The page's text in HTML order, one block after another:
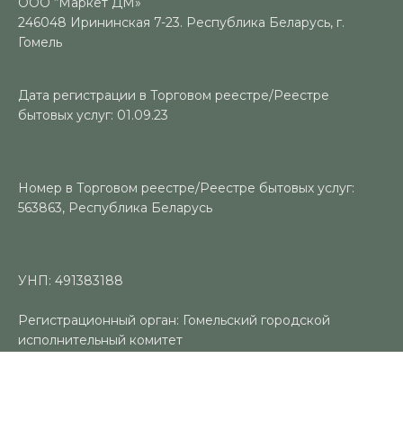
246048 Ирининская 7-23. Республика Беларусь, г.
Гомель
Дата регистрации в Торговом реестре/Реестре
бытовых услуг: 01.09.23
Номер в Торговом реестре/Реестре бытовых услуг:
563863, Республика Беларусь
УНП: 491383188
Регистрационный орган: Гомельский городской
исполнительный комитет